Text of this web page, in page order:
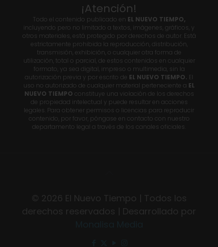
¡Atención!
Todo el contenido publicado en EL NUEVO TIEMPO,
incluyendo pero no limitado a textos, imágenes, gráficos, y
otros materiales, está protegido por derechos de autor. Está
estrictamente prohibida la reproducción, distribución,
transmisión, exhibición, o cualquier otra forma de
utilización, total o parcial, de estos contenidos en cualquier
formato, ya sea digital, impreso o multimedia, sin la
autorización previa y por escrito de EL NUEVO TIEMPO. El
uso no autorizado de cualquier material perteneciente a EL
NUEVO TIEMPO constituye una violación de los derechos
de propiedad intelectual y puede resultar en acciones
legales. Para obtener permisos o licencias para reproducir
contenido, por favor, póngase en contacto con nuestro
departamento legal a través de los canales oficiales.
© 2026 El Nuevo Tiempo | Todos los
derechos reservados | Desarrollado por